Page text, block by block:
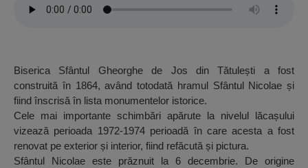
Biserica Sfântul Gheorghe de Jos din Tătulești a fost
construită în 1864, având totodată hramul Sfântul Nicolae și
fiind înscrisă în lista monumentelor istorice.
Cele mai importante schimbări apărute la nivelul lăcașului
vizează perioada 1972-1974 perioadă în care acesta a fost
renovat pe exterior și interior, fiind refăcută și pictura.
Sfântul Nicolae este prăznuit la 6 decembrie. De origine